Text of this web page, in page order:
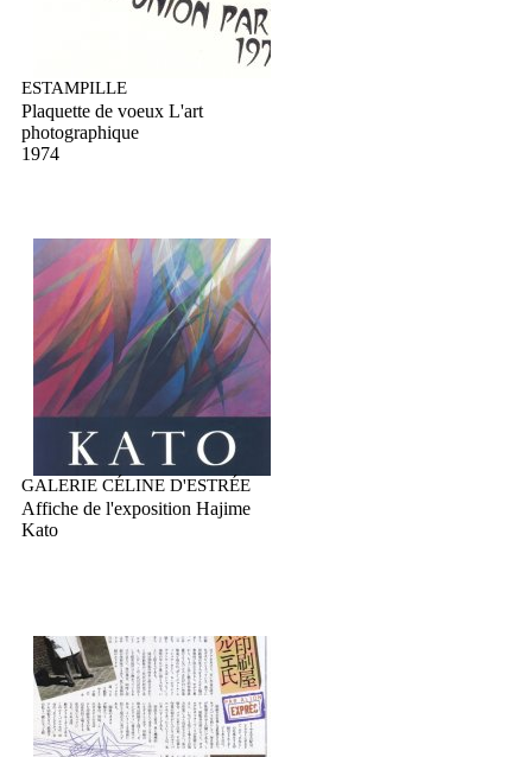
ESTAMPILLE
Plaquette de voeux L'art
photographique
1974
GALERIE CÉLINE D'ESTRÉE
Affiche de l'exposition Hajime
Kato